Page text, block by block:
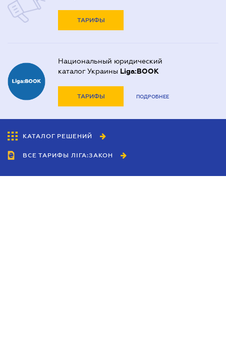
ТАРИФЫ
Национальный юридический
каталог Украины Liga:BOOK
ТАРИФЫ ПОДРОБНЕЕ
КАТАЛОГ РЕШЕНИЙ
ВСЕ ТАРИФЫ ЛІГА:ЗАКОН